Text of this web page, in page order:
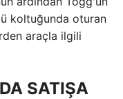
koltuğunda oturan
araçla ilgili
SATIŞA